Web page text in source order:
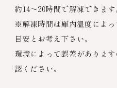
約14～20時間で解凍できます
※解凍時間は庫内温度によっ
目安とお考え下さい。
環境によって誤差がありま
認ください。